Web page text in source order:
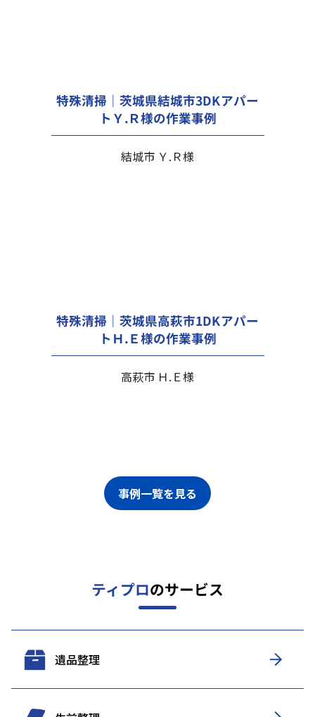
特殊清掃｜茨城県結城市3DKアパー
トＹ.Ｒ様の作業事例
結城市 Ｙ.Ｒ様
特殊清掃｜茨城県高萩市1DKアパー
トＨ.Ｅ様の作業事例
高萩市 Ｈ.Ｅ様
事例一覧を見る
ティプロのサービス
遺品整理